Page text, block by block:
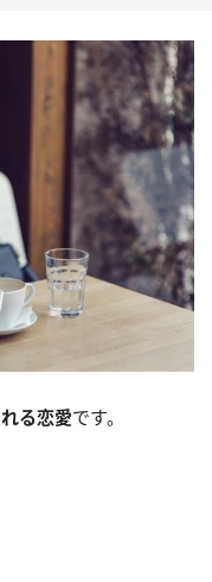
る恋愛です。